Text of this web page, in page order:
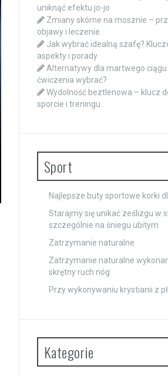
uniknąć efektu jo-jo
Zmiany skórne na mosznie –
objawy i leczenie
Jak wybrać idealną szafę?
aspekty i porady
Alternatywy dla martwego ciągu
ćwiczenia wybrać?
Wydolność beztlenowa – klucz
sporcie i treningu
Sport
Najlepsze buty sportowe korki
Starajmy się unikać ześlizgu w
szczególnie na śniegu ubitym
Zatrzymanie naturalne
Zatrzymanie naturalne
skrętny ruch nóg
Przy wykonywaniu krystianii z
Kategorie